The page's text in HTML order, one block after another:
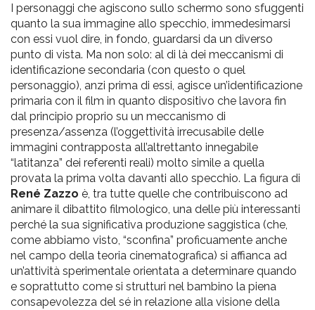
I personaggi che agiscono sullo schermo sono sfuggenti
quanto la sua immagine allo specchio, immedesimarsi
con essi vuol dire, in fondo, guardarsi da un diverso
punto di vista. Ma non solo: al di là dei meccanismi di
identificazione secondaria (con questo o quel
personaggio), anzi prima di essi, agisce un’identificazione
primaria con il film in quanto dispositivo che lavora fin
dal principio proprio su un meccanismo di
presenza/assenza (l’oggettività irrecusabile delle
immagini contrapposta all’altrettanto innegabile
“latitanza” dei referenti reali) molto simile a quella
provata la prima volta davanti allo specchio. La figura di
René Zazzo è, tra tutte quelle che contribuiscono ad
animare il dibattito filmologico, una delle più interessanti
perché la sua significativa produzione saggistica (che,
come abbiamo visto, “sconfina” proficuamente anche
nel campo della teoria cinematografica) si affianca ad
un’attività sperimentale orientata a determinare quando
e soprattutto come si strutturi nel bambino la piena
consapevolezza del sé in relazione alla visione della